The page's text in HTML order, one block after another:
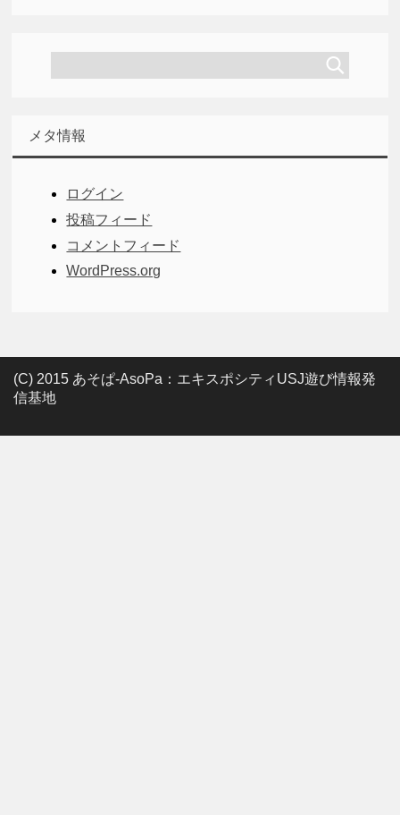
メタ情報
ログイン
投稿フィード
コメントフィード
WordPress.org
(C) 2015 あそぱ-AsoPa：エキスポシティUSJ遊び情報発
信基地